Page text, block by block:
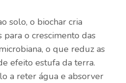
solo, o biochar cria
​​para o crescimento das
o que reduz as
efeito estufa da terra.
a reter água e absorver